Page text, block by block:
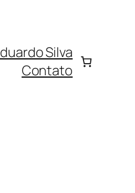
Silva
Contato